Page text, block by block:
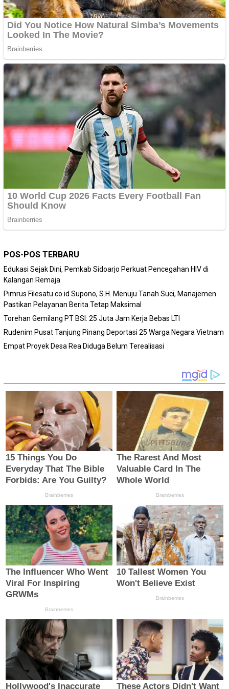
POS-POS TERBARU
Edukasi Sejak Dini, Pemkab Sidoarjo Perkuat Pencegahan HIV di
Kalangan Remaja
Pimrus Filesatu.co.id Supono, S.H. Menuju Tanah Suci, Manajemen
Pastikan Pelayanan Berita Tetap Maksimal
Torehan Gemilang PT BSI: 25 Juta Jam Kerja Bebas LTI
Rudenim Pusat Tanjung Pinang Deportasi 25 Warga Negara Vietnam
Empat Proyek Desa Rea Diduga Belum Terealisasi